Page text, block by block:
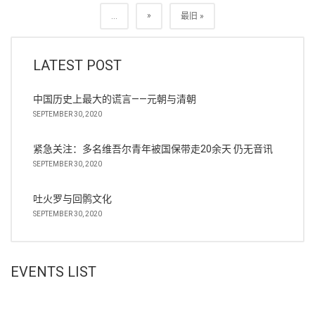
... » 最旧 »
LATEST POST
中国历史上最大的谎言——元朝与清朝
SEPTEMBER 30, 2020
紧急关注：多名维吾尔青年被国保带走20余天 仍无音讯
SEPTEMBER 30, 2020
吐火罗与回鹘文化
SEPTEMBER 30, 2020
EVENTS LIST